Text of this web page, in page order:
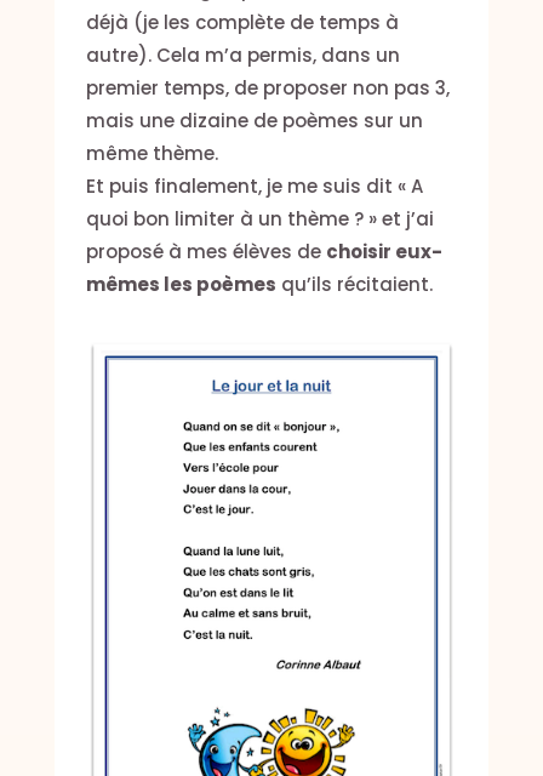
déjà (je les complète de temps à
autre). Cela m’a permis, dans un
premier temps, de proposer non pas 3,
mais une dizaine de poèmes sur un
même thème.
Et puis finalement, je me suis dit « A
quoi bon limiter à un thème ? » et j’ai
proposé à mes élèves de choisir eux-
mêmes les poèmes qu’ils récitaient.